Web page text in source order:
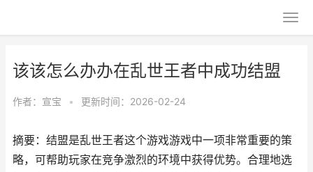
该该怎么办办在乱世王者中成功结盟
作者： 宣宝 • 更新时间：2026-02-24
摘要：结盟是乱世王者这个游戏游戏中一项非常重要的策
略，可帮助玩家在竞争激烈的环境中获得优势。合理地选